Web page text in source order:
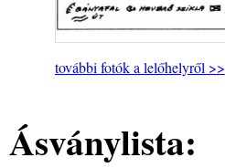
további fotók a lelőhelyről >>
Ásványlista: